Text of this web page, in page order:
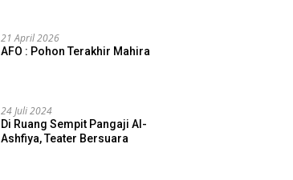
21 April 2026
AFO : Pohon Terakhir Mahira
24 Juli 2024
Di Ruang Sempit Pangaji Al-
Ashfiya, Teater Bersuara